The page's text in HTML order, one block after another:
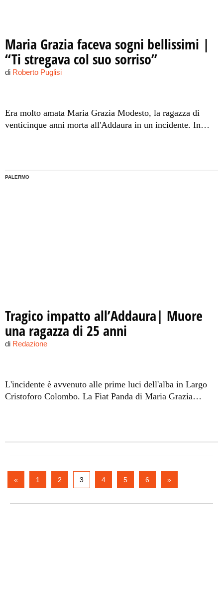
Maria Grazia faceva sogni bellissimi |
“Ti stregava col suo sorriso”
di Roberto Puglisi
Era molto amata Maria Grazia Modesto, la ragazza di
venticinque anni morta all'Addaura in un incidente. In
PALERMO
Tragico impatto all’Addaura| Muore
una ragazza di 25 anni
di Redazione
L'incidente è avvenuto alle prime luci dell'alba in Largo
Cristoforo Colombo. La Fiat Panda di Maria Grazia
« 1 2 3 4 5 6 »